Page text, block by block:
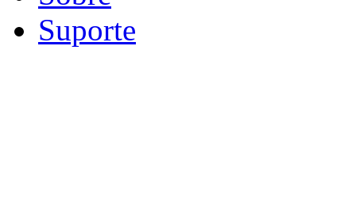
Suporte